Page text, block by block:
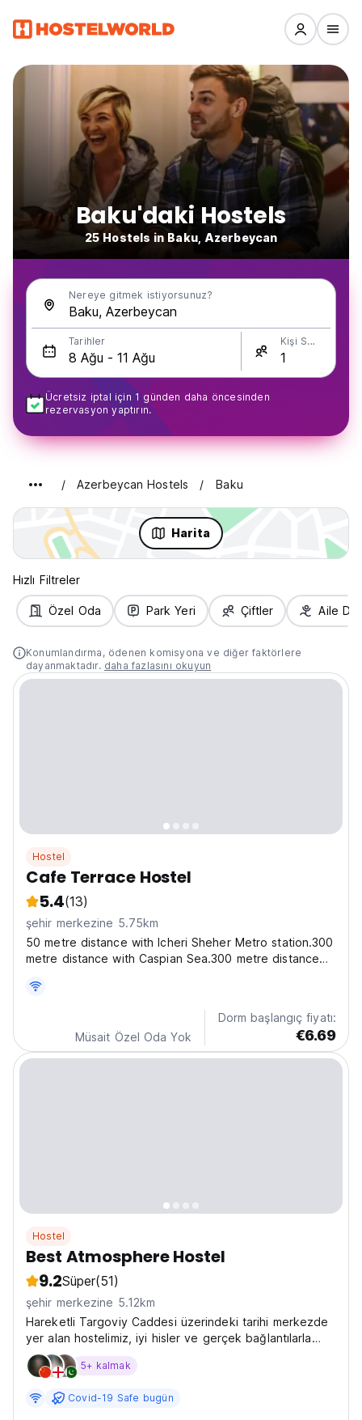
Baku'daki Hostels
25 Hostels in Baku, Azerbeycan
Nereye gitmek istiyorsunuz?
Tarihler Kişi Sayısı
Ücretsiz iptal için 1 günden daha öncesinden
rezervasyon yaptırın.
Azerbeycan Hostels Baku
Harita
Hızlı Filtreler
Özel Oda Park Yeri Çiftler Aile
Konumlandırma, ödenen komisyona ve diğer faktörlere
dayanmaktadır. daha fazlasını okuyun
Hostel
Cafe Terrace Hostel
5.4(13)
şehir merkezine 5.75km
50 metre distance with Icheri Sheher Metro station.300
metre distance with Caspian Sea.300 metre distance
Area Old City. Near to everywhere.You don’t need taxi
or buses for see touristic areas. Near to...
Müsait Özel Oda Yok
Dorm başlangıç fiyatı:
€6.69
Hostel
Best Atmosphere Hostel
9.2Süper(51)
şehir merkezine 5.12km
Hareketli Targoviy Caddesi üzerindeki tarihi merkezde
yer alan hostelimiz, iyi hisler ve gerçek bağlantılarla
ilgilidir. Sırt çantalı gezginlerin rahatlayabileceği, birlikte
yemek pişirebileceği, hikayeler paylaşabileceği ve
5+ kalmak
Covid-19 Safe bugün